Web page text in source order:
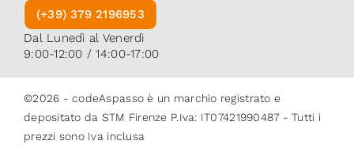
(+39) 379 2196953
Dal Lunedì al Venerdì
9:00-12:00 / 14:00-17:00
©2026 - codeAspasso è un marchio registrato e
depositato da STM Firenze P.Iva: IT07421990487 - Tutti i
prezzi sono Iva inclusa